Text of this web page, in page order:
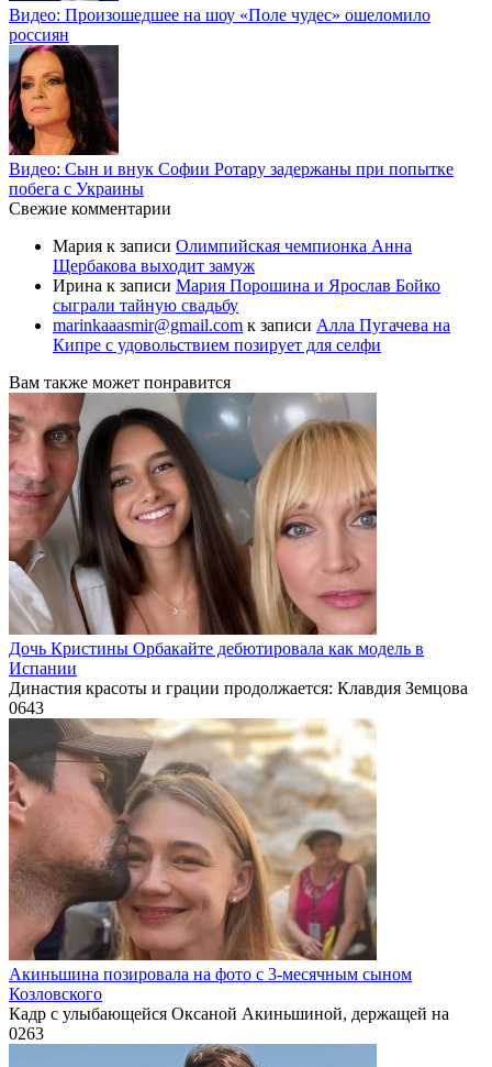
Видео: Произошедшее на шоу «Поле чудес» ошеломило
россиян
Видео: Сын и внук Софии Ротару задержаны при попытке
побега с Украины
Свежие комментарии
Мария к записи Олимпийская чемпионка Анна
Щербакова выходит замуж
Ирина к записи Мария Порошина и Ярослав Бойко
сыграли тайную свадьбу
marinkaaasmir@gmail.com к записи Алла Пугачева на
Кипре с удовольствием позирует для селфи
Вам также может понравится
Дочь Кристины Орбакайте дебютировала как модель в
Испании
Династия красоты и грации продолжается: Клавдия Земцова
0643
Акиньшина позировала на фото с 3-месячным сыном
Козловского
Кадр с улыбающейся Оксаной Акиньшиной, держащей на
0263